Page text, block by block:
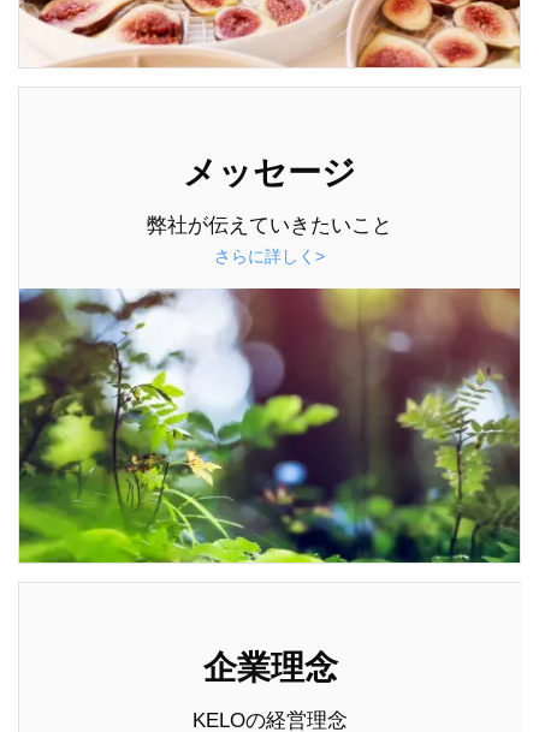
メッセージ
弊社が伝えていきたいこと
さらに詳しく>
企業理念
KELOの経営理念